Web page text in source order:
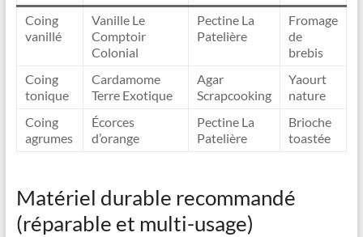
Coing
vanillé
Vanille Le
Comptoir
Colonial
Pectine La
Patelière
Fromage
de
brebis
Coing
tonique
Cardamome
Terre Exotique
Agar
Scrapcooking
Yaourt
nature
Coing
agrumes
Écorces
d’orange
Pectine La
Patelière
Brioche
toastée
Matériel durable recommandé
(réparable et multi-usage)